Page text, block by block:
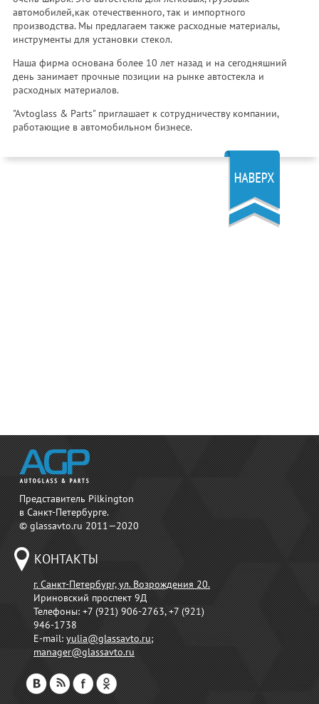
автомобилей,как отечественного, так и импортного
производства. Мы предлагаем также расходные материалы,
инструменты для установки стекол.
Наша фирма основана более 10 лет назад и на сегодняшний
день занимает прочные позиции на рынке автостекла и
расходных материалов.
"Avtoglass & Parts" приглашает к сотрудничеству компании,
работающие в автомобильном бизнесе.
Представитель Pilkington
в Санкт-Петербурге.
© glassavto.ru 2011—2020
КОНТАКТЫ
г. Санкт-Петербург, ул. Возрождения 20.
Ириновский проспект 9Д
Телефоны:+7 (921) 906-2763, +7 (921)
946-1738
E-mail:yulia@glassavto.ru;
manager@glassavto.ru